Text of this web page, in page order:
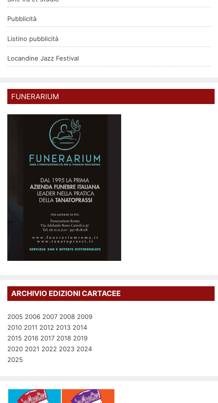
Pubblicità
Listino pubblicità
Locandine Jazz Festival
FUNERARIUM
ARCHIVIO EDIZIONI CARTACEE
2005 2006 2007 2008 2009
2010 2011 2012 2013 2014
2015 2016 2017 2018 2019
2020 2021 2022 2023 2024
2025